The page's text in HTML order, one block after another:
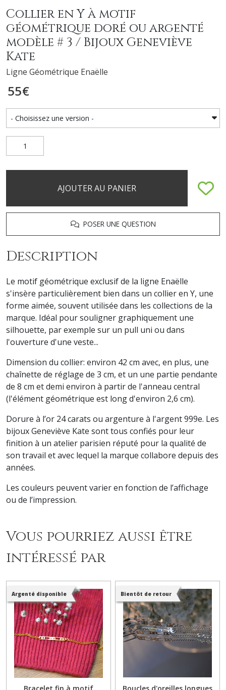
Collier en Y à motif
géométrique doré ou argenté
modèle # 3 / Bijoux Geneviève
Kate
Ligne Géométrique Enaëlle
55€
AJOUTER AU PANIER
POSER UNE QUESTION
Description
Le motif géométrique exclusif de la ligne Enaëlle
s'insère particulièrement bien dans un collier en Y, une
forme aimée, souvent utilisée dans les collections de la
marque. Idéal poursouligner graphiquement une
silhouette, par exemple sur un pull uni ou dans
l'ouverture d'une veste...
Dimension du collier: environ 42 cm avec, en plus, une
chaînette de réglage de 3 cm, et un une partie pendante
de 8 cm et demi environ à partir de l'anneau central
(l'élément géométrique est long d'environ 2,6 cm).
Dorure à l’or 24 carats ou argenture à l'argent 999e. Les
bijouxGeneviève Kate sont tous confiés pour leur
finition à un atelier parisien réputé pour la qualité de
son travail et avec lequel la marque collabore depuis des
années.
Les couleurs peuvent varier en fonction de l’affichage
ou de l’impression.
Vous pourriez aussi être
intéressé par
Argenté disponible
Bracelet fin à motif
Bientôt de retour
Boucles d'oreilles longues